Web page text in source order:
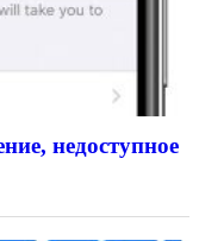
недоступное